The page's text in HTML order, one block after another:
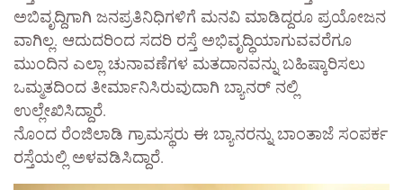
ಅಬಿವೃದ್ದಿಗಾಗಿ ಜನಪ್ರತಿನಿಧಿಗಳಿಗೆ ಮನವಿ ಮಾಡಿದ್ದರೂ ಪ್ರಯೋಜನ
ವಾಗಿಲ್ಲ. ಆದುದರಿಂದ ಸದರಿ ರಸ್ತೆ ಅಭಿವೃದ್ಧಿಯಾಗುವವರೆಗೂ
ಮುಂದಿನ ಎಲ್ಲಾ ಚುನಾವಣೆಗಳ ಮತದಾನವನ್ನು ಬಹಿಷ್ಕಾರಿಸಲು
ಒಮ್ಮತದಿಂದ ತೀರ್ಮಾನಿಸಿರುವುದಾಗಿ ಬ್ಯಾನರ್ ನಲ್ಲಿ
ಉಲ್ಲೇಖಿಸಿದ್ದಾರೆ.
ನೊಂದ ರೆಂಜಿಲಾಡಿ ಗ್ರಾಮಸ್ಥರು ಈ ಬ್ಯಾನರನ್ನು ಬಾಂತಾಜೆ ಸಂಪರ್ಕ
ರಸ್ತೆಯಲ್ಲಿ ಅಳವಡಿಸಿದ್ದಾರೆ.